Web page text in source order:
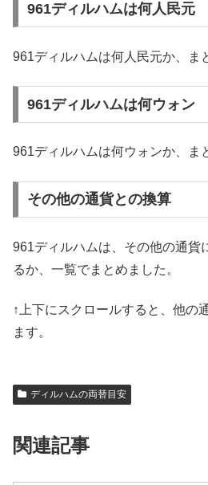
961ディルハムは何人民元
961ディルハムは何人民元か、ま
961ディルハムは何ウォン
961ディルハムは何ウォンか、ま
その他の通貨との換算
961ディルハムは、その他の通貨
るか、一覧でまとめました。
↑上下にスクロールすると、他の
ます。
ディルハムの両替目安
関連記事